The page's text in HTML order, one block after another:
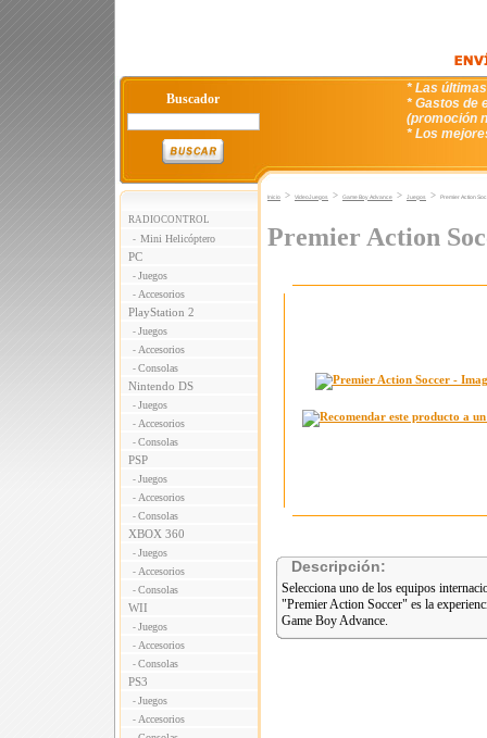
Buscador
* Las
* Gastos de
(promoción
* Los
RADIOCONTROL
- Mini Helicóptero
PC
- Juegos
- Accesorios
PlayStation 2
- Juegos
- Accesorios
- Consolas
Nintendo DS
- Juegos
- Accesorios
- Consolas
PSP
- Juegos
- Accesorios
- Consolas
XBOX 360
- Juegos
- Accesorios
- Consolas
WII
- Juegos
- Accesorios
- Consolas
PS3
- Juegos
- Accesorios
Inicio > VideoJuegos > Game Boy Advance > Juegos > Premier Action
Premier Action
Descripción:
Selecciona uno de los equipos
"Premier Action Soccer" es la
Game Boy Advance.